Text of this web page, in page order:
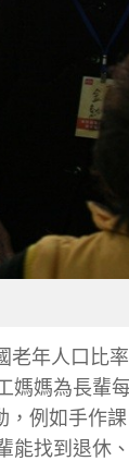
老年人口比率
媽媽為長輩
，例如手作
能找到退休